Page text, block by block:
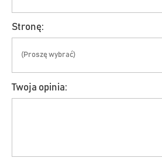
Stronę:
Twoja opinia: